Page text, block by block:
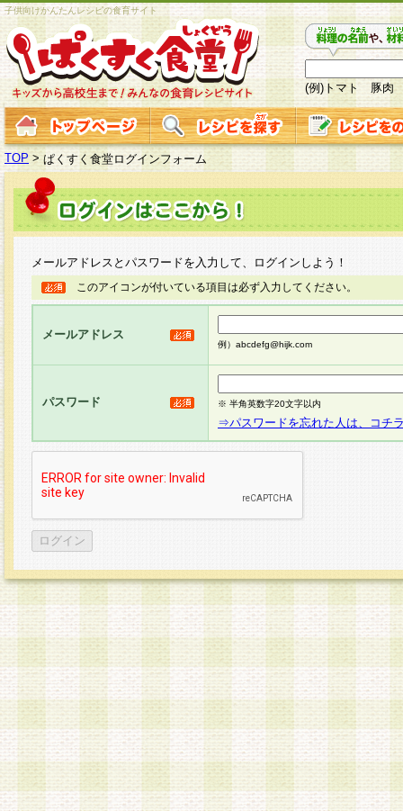
子供向けかんたんレシピの食育サイト
(例)トマト 豚肉
TOP > ぱくすく食堂ログインフォーム
メールアドレスとパスワードを入力して、ログインしよう！
このアイコンが付いている項目は必ず入力してください。
メールアドレス
例）abcdefg@hijk.com
パスワード ※ 半角英数字20文字以内
⇒パスワードを忘れた人は、コチ